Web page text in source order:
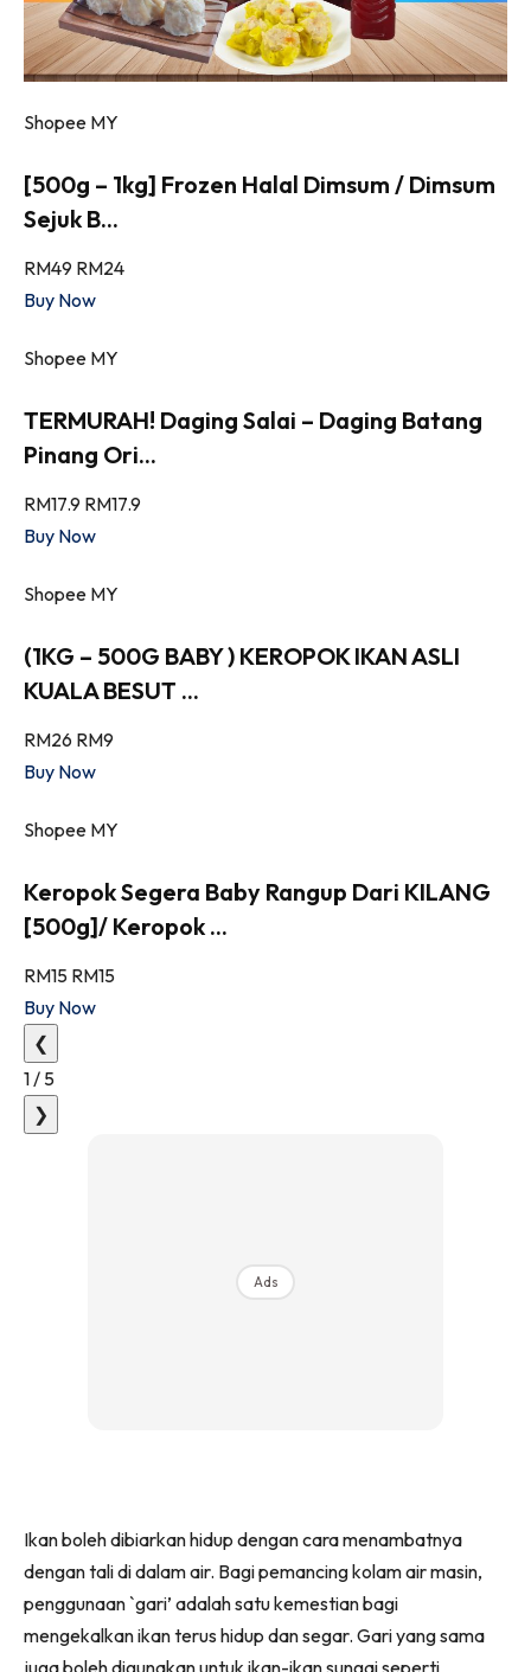
Shopee MY
[500g – 1kg] Frozen Halal Dimsum / Dimsum
Sejuk B...
RM49 RM24
Buy Now
Shopee MY
TERMURAH! Daging Salai – Daging Batang
Pinang Ori...
RM17.9 RM17.9
Buy Now
Shopee MY
(1KG – 500G BABY ) KEROPOK IKAN ASLI
KUALA BESUT ...
RM26 RM9
Buy Now
Shopee MY
Keropok Segera Baby Rangup Dari KILANG
[500g]/ Keropok ...
RM15 RM15
Buy Now
❮
1 / 5
❯
Ads
Ikan boleh dibiarkan hidup dengan cara menambatnya
dengan tali di dalam air. Bagi pemancing kolam air masin,
penggunaan `gari’ adalah satu kemestian bagi
mengekalkan ikan terus hidup dan segar. Gari yang sama
juga boleh digunakan untuk ikan-ikan sungai seperti